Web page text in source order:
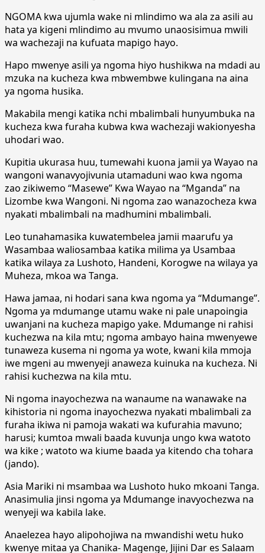
NGOMA kwa ujumla wake ni mlindimo wa ala za asili au
hata ya kigeni mlindimo au mvumo unaosisimua mwili
wa wachezaji na kufuata mapigo hayo.
Hapo mwenye asili ya ngoma hiyo hushikwa na mdadi au
mzuka na kucheza kwa mbwembwe kulingana na aina
ya ngoma husika.
Makabila mengi katika nchi mbalimbali hunyumbuka na
kucheza kwa furaha kubwa kwa wachezaji wakionyesha
uhodari wao.
Kupitia ukurasa huu, tumewahi kuona jamii ya Wayao na
wangoni wanavyojivunia utamaduni wao kwa ngoma
zao zikiwemo “Masewe” Kwa Wayao na “Mganda” na
Lizombe kwa Wangoni. Ni ngoma zao wanazocheza kwa
nyakati mbalimbali na madhumini mbalimbali.
Leo tunahamasika kuwatembelea jamii maarufu ya
Wasambaa waliosambaa katika milima ya Usambaa
katika wilaya za Lushoto, Handeni, Korogwe na wilaya ya
Muheza, mkoa wa Tanga.
Hawa jamaa, ni hodari sana kwa ngoma ya “Mdumange”.
Ngoma ya mdumange utamu wake ni pale unapoingia
uwanjani na kucheza mapigo yake. Mdumange ni rahisi
kuchezwa na kila mtu; ngoma ambayo haina mwenyewe
tunaweza kusema ni ngoma ya wote, kwani kila mmoja
iwe mgeni au mwenyeji anaweza kuinuka na kucheza. Ni
rahisi kuchezwa na kila mtu.
Ni ngoma inayochezwa na wanaume na wanawake na
kihistoria ni ngoma inayochezwa nyakati mbalimbali za
furaha ikiwa ni pamoja wakati wa kufurahia mavuno;
harusi; kumtoa mwali baada kuvunja ungo kwa watoto
wa kike ; watoto wa kiume baada ya kitendo cha tohara
(jando).
Asia Mariki ni msambaa wa Lushoto huko mkoani Tanga.
Anasimulia jinsi ngoma ya Mdumange inavyochezwa na
wenyeji wa kabila lake.
Anaelezea hayo alipohojiwa na mwandishi wetu huko
kwenye mitaa ya Chanika- Magenge, Jijini Dar es Salaam